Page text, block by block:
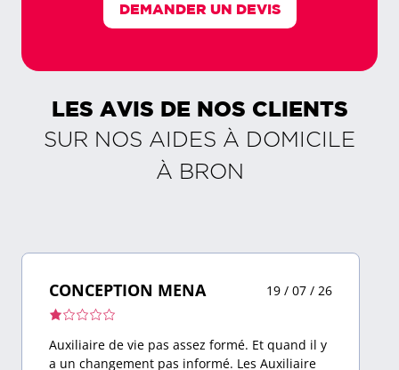
DEMANDER UN DEVIS
LES AVIS DE NOS CLIENTS
SUR NOS AIDES À DOMICILE
À BRON
CONCEPTION MENA
19 / 07 / 26
Note
de
1,0
Auxiliaire de vie pas assez formé. Et quand il y
a un changement pas informé. Les Auxiliaire